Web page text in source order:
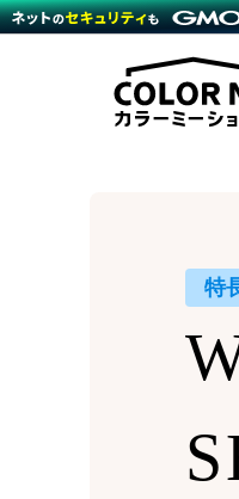
商材一覧
機能一覧
料金
プラン・
事例
運営サ
サポート
特